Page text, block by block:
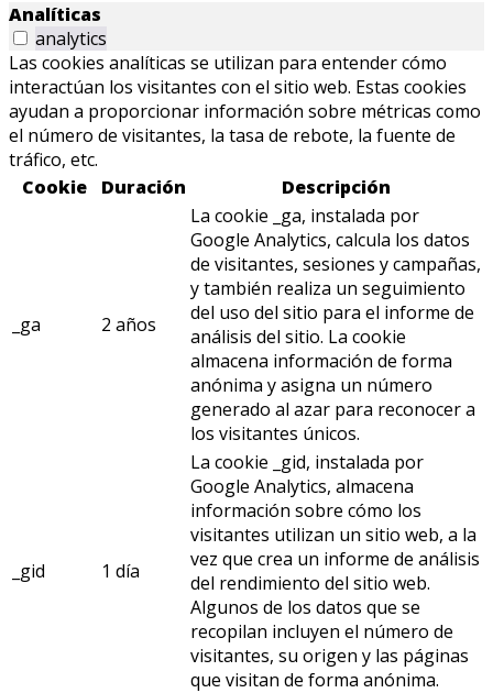
Analíticas
analytics
Las cookies analíticas se utilizan para entender cómo
interactúan los visitantes con el sitio web. Estas cookies
ayudan a proporcionar información sobre métricas como
el número de visitantes, la tasa de rebote, la fuente de
tráfico, etc.
Cookie
Duración Descripción
_ga 2 años
La cookie _ga, instalada por
Google Analytics, calcula los datos
de visitantes, sesiones y campañas,
y también realiza un seguimiento
del uso del sitio para el informe de
análisis del sitio. La cookie
almacena información de forma
anónima y asigna un número
generado al azar para reconocer a
los visitantes únicos.
_gid 1 día
La cookie _gid, instalada por
Google Analytics, almacena
información sobre cómo los
visitantes utilizan un sitio web, a la
vez que crea un informe de análisis
del rendimiento del sitio web.
Algunos de los datos que se
recopilan incluyen el número de
visitantes, su origen y las páginas
que visitan de forma anónima.